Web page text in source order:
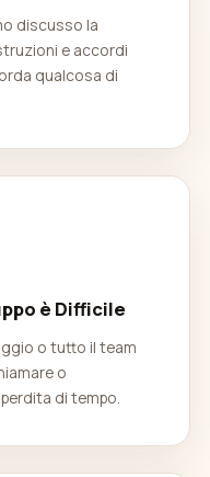
discusso la
e accordi
qualcosa di
è Difficile
o tutto il team
o
di tempo.